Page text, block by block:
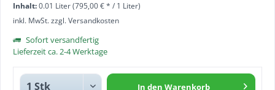
Inhalt:0.01 Liter (795,00 € * / 1 Liter)
inkl. MwSt.zzgl. Versandkosten
Sofort versandfertig
Lieferzeit ca. 2-4 Werktage
In den Warenkorb